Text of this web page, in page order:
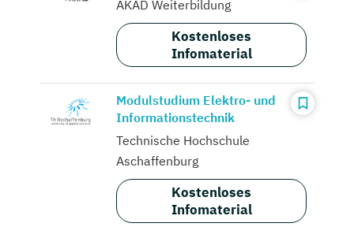
AKAD Weiterbildung
Kostenloses
Infomaterial
Modulstudium Elektro- und
Informationstechnik
Technische Hochschule
Aschaffenburg
Kostenloses
Infomaterial